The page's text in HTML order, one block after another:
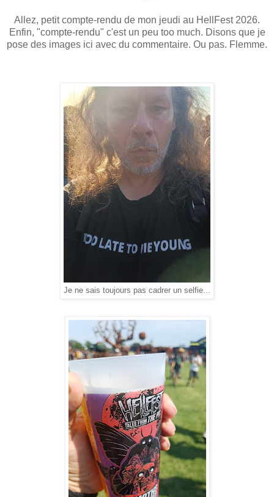
Allez, petit compte-rendu de mon jeudi au HellFest 2026.
Enfin, "compte-rendu" c'est un peu too much. Disons que je
pose des images ici avec du commentaire. Ou pas. Flemme.
Je ne sais toujours pas cadrer un selfie...